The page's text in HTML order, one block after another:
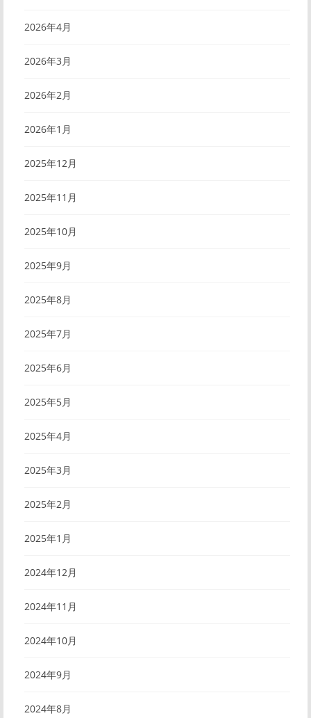
2026年4月
2026年3月
2026年2月
2026年1月
2025年12月
2025年11月
2025年10月
2025年9月
2025年8月
2025年7月
2025年6月
2025年5月
2025年4月
2025年3月
2025年2月
2025年1月
2024年12月
2024年11月
2024年10月
2024年9月
2024年8月